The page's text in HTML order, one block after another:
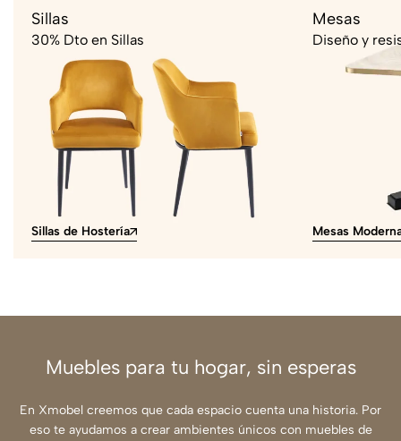
Sillas
30% Dto en Sillas
Sillas de Hostería
Mesas
Diseño y
Mesas
Muebles para tu hogar, sin esperas
En Xmobel creemos que cada espacio cuenta una historia. Por
eso te ayudamos a crear ambientes únicos con muebles de